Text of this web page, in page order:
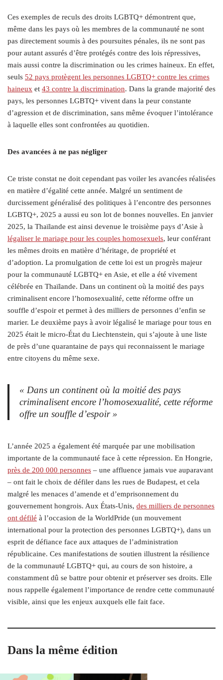
Ces exemples de reculs des droits LGBTQ+ démontrent que,
même dans les pays où les membres de la communauté ne sont
pas directement soumis à des poursuites pénales, ils ne sont pas
pour autant assurés d’être protégés contre des lois répressives,
mais aussi contre la discrimination ou les crimes haineux. En effet,
seuls 52 pays protègent les personnes LGBTQ+ contre les crimes
haineux et 43 contre la discrimination. Dans la grande majorité des
pays, les personnes LGBTQ+ vivent dans la peur constante
d’agression et de discrimination, sans même évoquer l’intolérance
à laquelle elles sont confrontées au quotidien.
Des avancées à ne pas négliger
Ce triste constat ne doit cependant pas voiler les avancées réalisées
en matière d’égalité cette année. Malgré un sentiment de
durcissement généralisé des politiques à l’encontre des personnes
LGBTQ+, 2025 a aussi eu son lot de bonnes nouvelles. En janvier
2025, la Thaïlande est ainsi devenue le troisième pays d’Asie à
légaliser le mariage pour les couples homosexuels, leur conférant
les mêmes droits en matière d’héritage, de propriété et
d’adoption. La promulgation de cette loi est un progrès majeur
pour la communauté LGBTQ+ en Asie, et elle a été vivement
célébrée en Thaïlande. Dans un continent où la moitié des pays
criminalisent encore l’homosexualité, cette réforme offre un
souffle d’espoir et permet à des milliers de personnes d’enfin se
marier. Le deuxième pays à avoir légalisé le mariage pour tous en
2025 était le micro-État du Liechtenstein, qui s’ajoute à une liste
de près d’une quarantaine de pays qui reconnaissent le mariage
entre citoyens du même sexe.
« Dans un continent où la moitié des pays
criminalisent encore l’homosexualité, cette réforme
offre un souffle d’espoir »
L’année 2025 a également été marquée par une mobilisation
importante de la communauté face à cette répression. En Hongrie,
près de 200 000 personnes – une affluence jamais vue auparavant
– ont fait le choix de défiler dans les rues de Budapest, et cela
malgré les menaces d’amende et d’emprisonnement du
gouvernement hongrois. Aux États-Unis, des milliers de personnes
ont défilé à l’occasion de la WorldPride (un mouvement
international pour la protection des personnes LGBTQ+), dans un
esprit de défiance face aux attaques de l’administration
républicaine. Ces manifestations de soutien illustrent la résilience
de la communauté LGBTQ+ qui, au cours de son histoire, a
constamment dû se battre pour obtenir et préserver ses droits. Elle
nous rappelle également l’importance de rendre cette communauté
visible, ainsi que les enjeux auxquels elle fait face.
Dans la même édition